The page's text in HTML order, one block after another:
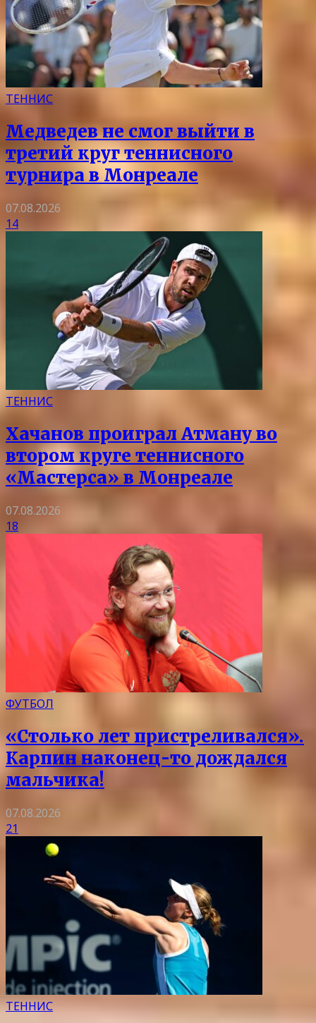
ТЕННИС
Медведев не смог выйти в
третий круг теннисного
турнира в Монреале
07.08.2026
14
ТЕННИС
Хачанов проиграл Атману во
втором круге теннисного
«Мастерса» в Монреале
07.08.2026
18
ФУТБОЛ
«Столько лет пристреливался».
Карпин наконец-то дождался
мальчика!
07.08.2026
21
ТЕННИС